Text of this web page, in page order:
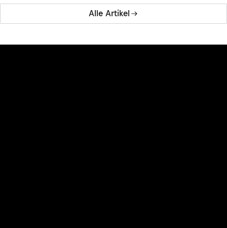
Alle Artikel